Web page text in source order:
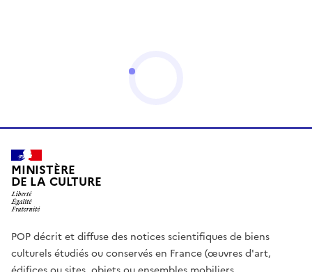
MINISTÈRE
DE LA CULTURE
POP décrit et diffuse des notices scientifiques de biens
culturels étudiés ou conservés en France (œuvres d'art,